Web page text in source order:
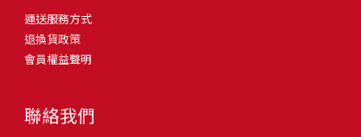
和獨立能力。 幼犬訓練常見問題Q1: 幾個月大的幼犬最適合開始訓
練？A: 訓練可從幼犬到家首日開始（約8-10週大）。3-16週是社會
化黃金期，每次訓練控制在5-10分鐘內。Q2: 幼犬如廁訓練需要多久
屬啃咬玩具作替代品，發現不當啃咬時堅定說「不」，並引導至適
熱，水分流失快，腸道可能變得敏感，導致糞便變軟或拉稀。如果
換季時沒有適當調整環境，貓咪的腸胃就可能跟著「鬧脾氣」。冬
天注意保暖，提供暖墊、厚毯，避免冷風直吹。夏天補充水分，可
像是開冷氣又突然關掉，容易讓貓咪腸胃受影響。重點提醒：換季
時，記得關心貓咪的腸胃狀況，適當調整環境，幫助毛孩適應！ 貓
活中輕鬆改善看到滿屋子的貓毛是不是很抓狂？別擔心！其實只要
透過一些簡單的日常照護方式，就能有效減少貓咪掉毛情況。從梳
毛、洗澡到增加互動和營養調整，這些小撇步不僅能幫助貓咪維持
行動吧！ 預防貓掉毛方法1：勤勞梳毛養貓必備神器就是各種梳子
啦！勤勞梳毛是最直接有效的掉毛控制方法。定期梳理可以幫貓咪
的紙箱。建議一開始可以購買單價較低的入門款，觀察一下貓咪的
使用狀況，再考慮購買「豪宅」！ 項目費用用品貓碗$300貓窩
$500貓跳台$1,500貓砂盆$500貓抓板$300外出籠$1,000一次性養貓
咪是非常需要安全感的動物，可以準備一個專屬他的「寶座」，當
運送服務方式
退換貨政策
會員權益聲明
聯絡我們